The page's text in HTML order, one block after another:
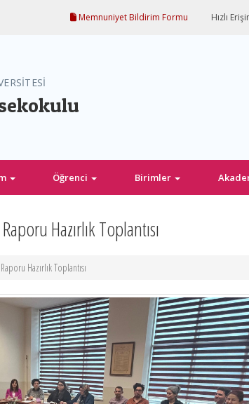
Memnuniyet Bildirim Formu Hızlı
Öğrenci Birimler
Hazırlık Toplantısı
Hazırlık Toplantısı